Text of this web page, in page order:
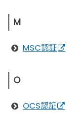
M
MSC認証
O
OCS認証